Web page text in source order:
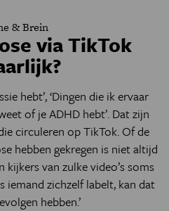
& Brein
via TikTok
hebt’, ‘Dingen die ik ervaar
of je ADHD hebt’. Dat zijn
circuleren op TikTok. Of de
hebben gekregen is niet altijd
van zulke video’s soms
iemand zichzelf labelt, kan dat
hebben.’